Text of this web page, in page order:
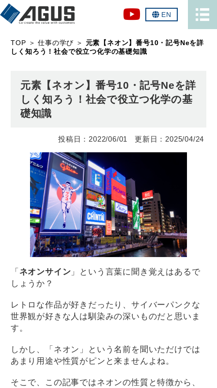
EN
TOP ＞仕事の学び ＞ 元素【ネオン】番号10・記号Neを詳
しく知ろう！社会で役立つ化学の基礎知識
元素【ネオン】番号10・記号Neを詳
しく知ろう！社会で役立つ化学の基
礎知識
2022/06/01 2025/04/24
「ネオンサイン 」という言葉に聞き覚えはあるで
しょうか？
レトロな作品が好きだったり、サイバーパンクな
世界観が好きな人は馴染みの深いものだと思いま
す。
しかし、「ネオン」という名前を聞いただけでは
あまり用途や性質がピンと来ませんよね。
そこで、この記事ではネオンの性質と特徴から、